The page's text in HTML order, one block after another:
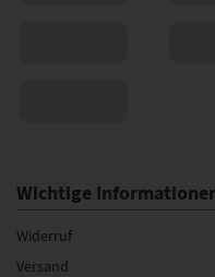
Wichtige
Widerruf
Versand